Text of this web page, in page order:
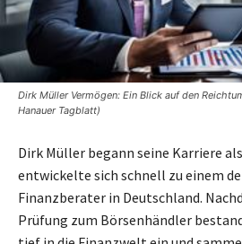
Dirk Müller Vermögen: Ein Blick auf den
Hanauer Tagblatt)
Dirk Müller begann seine Karriere
entwickelte sich schnell zu einem
Finanzberater in Deutschland.
Prüfung zum Börsenhändler